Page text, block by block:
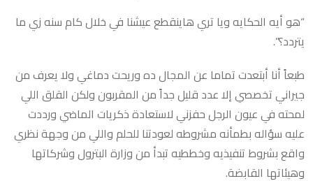
“هو أيه الحكايه ويا تري هاينقطع عيشنا في خلال كام سنه زي ما
يتردد؟”.
طبعاً أنا أبتعدت تماما عن المجال ده وريحت دماغي ولا يعرف من
جيراني تخصصي إلا عدد قليل جداً من المقربون ولكن القلق اللي
لمحته في عيون الرجل حفزني لاستعادة ذكريات الماضي ورددت
عليه سؤاله بطمأنه مشروطه لعودتنا للحلم واللي من وجهة نظري
واقع بشروط تنفيذيه وخططيه تبدأ من وزارة البترول وشركاتها
وهيئاتها القابضة.